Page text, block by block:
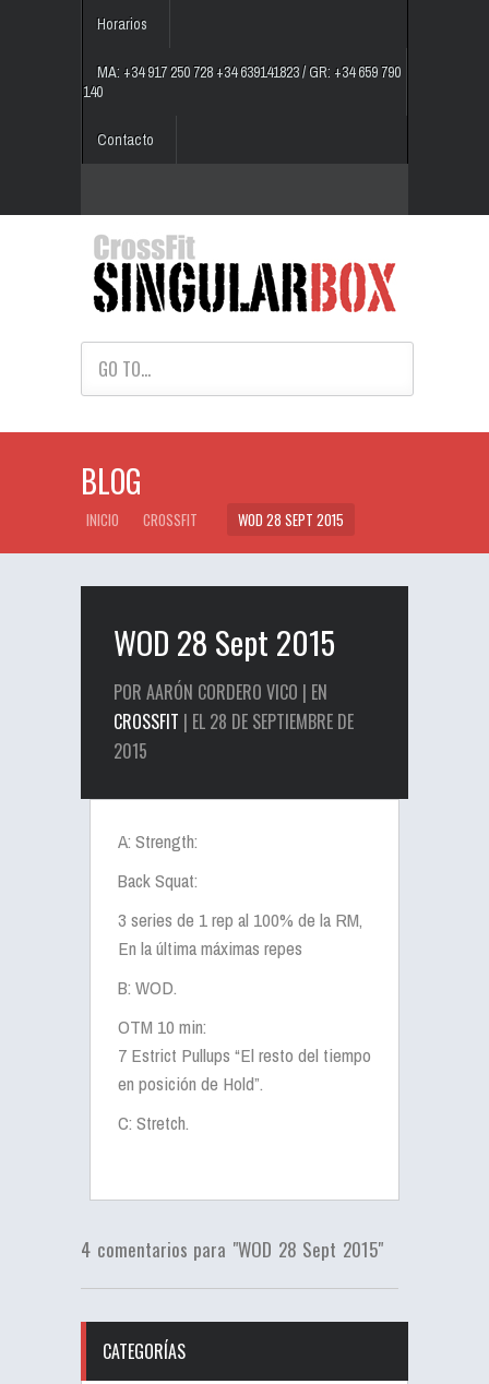
Horarios
MA: +34 917 250 728 +34 639141823 / GR: +34 659 790
140
Contacto
GO TO...
BLOG
INICIO CROSSFIT WOD 28 SEPT 2015
WOD 28 Sept 2015
POR AARÓN CORDERO VICO | EN
CROSSFIT | EL 28 DE SEPTIEMBRE DE
2015
A: Strength:
Back Squat:
3 series de 1 rep al 100% de la RM,
En la última máximas repes
B: WOD.
OTM 10 min:
7 Estrict Pullups “El resto del tiempo
en posición de Hold”.
C: Stretch.
4 comentarios para "WOD 28 Sept 2015"
CATEGORÍAS